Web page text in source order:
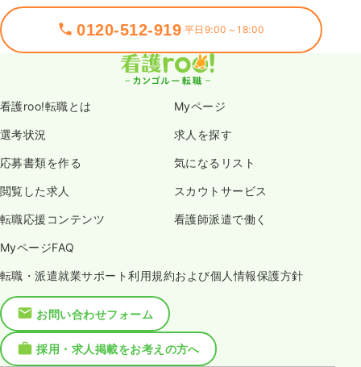
0120-512-919 平日9:00～18:00
看護roo!転職とは Myページ
選考状況 求人を探す
応募書類を作る 気になるリスト
閲覧した求人 スカウトサービス
転職応援コンテンツ 看護師派遣で働く
MyページFAQ
転職・派遣就業サポート利用規約および個人情報保護方針
お問い合わせフォーム
採用・求人掲載をお考えの方へ